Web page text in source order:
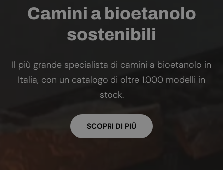
Camini a bioetanolo
sostenibili
Il più grande specialista di camini a bioetanolo in
Italia, con un catalogo di oltre 1.000 modelli in
stock.
SCOPRI DI PIÙ